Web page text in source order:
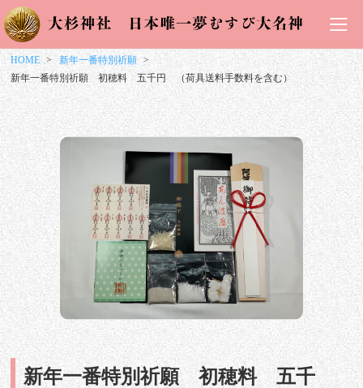
HOME
新年一番特別祈願
新年一番特別祈願 初穂料 五千円 （荷具送料手数料を含む）
新年一番特別祈願 初穂料 五千